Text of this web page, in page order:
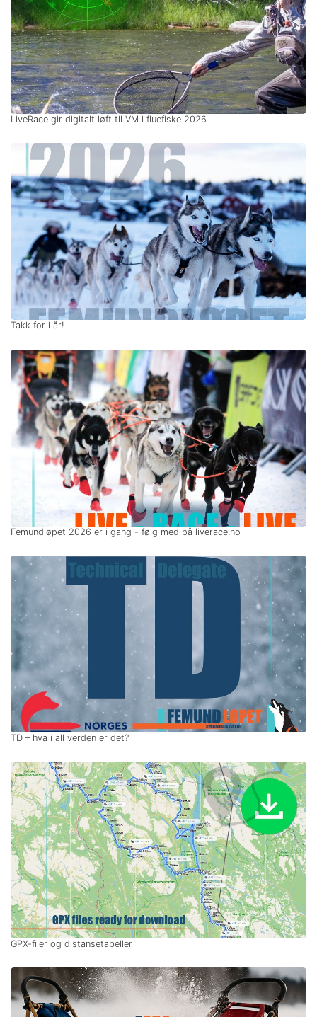
LiveRace gir digitalt løft til VM i fluefiske 2026
Takk for i år!
Femundløpet 2026 er i gang - følg med på liverace.no
TD – hva i all verden er det?
GPX-filer og distansetabeller